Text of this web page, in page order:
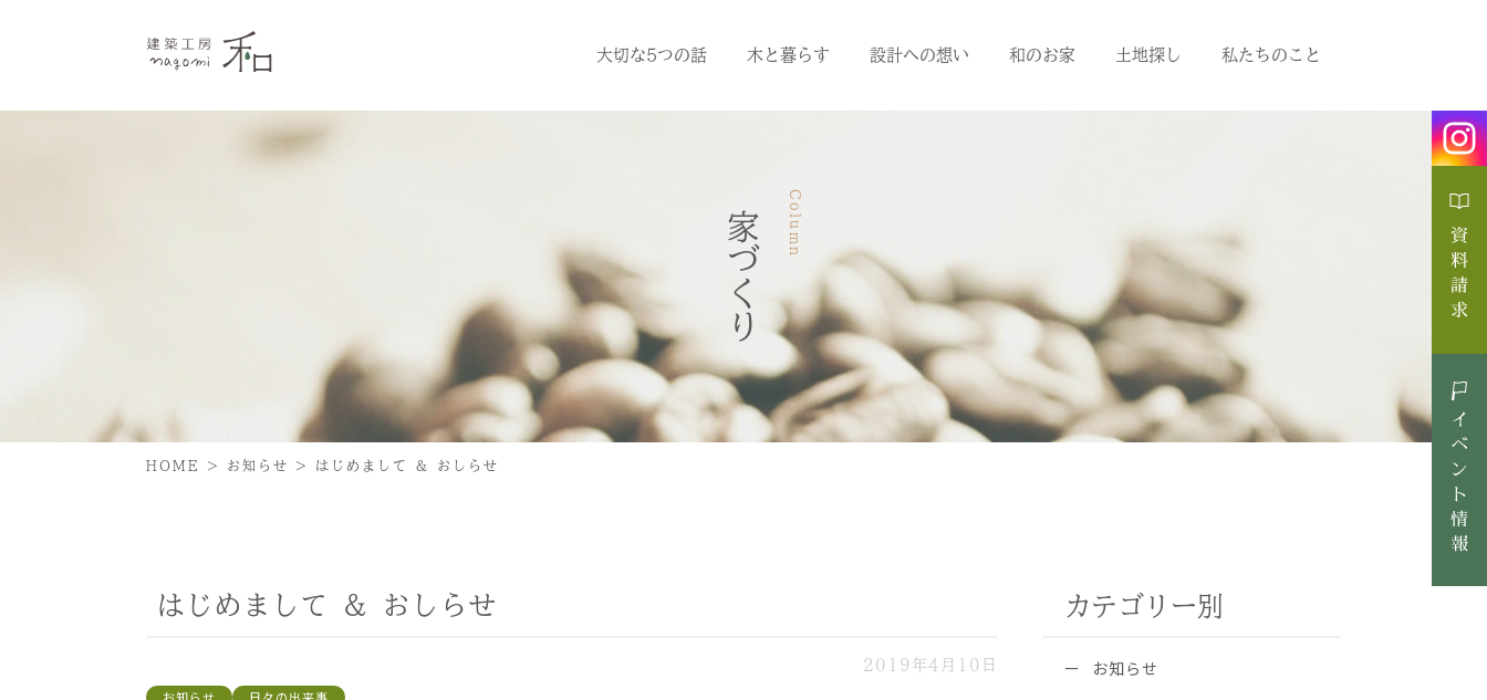
大切な5つの話 木と暮らす 設計への想い 和のお家 土地探し 私たちのこと
Column
家づくり
HOME > お知らせ > はじめまして ＆ おしらせ
はじめまして ＆ おしらせ
2019年4月10日
カテゴリー別
お知らせ